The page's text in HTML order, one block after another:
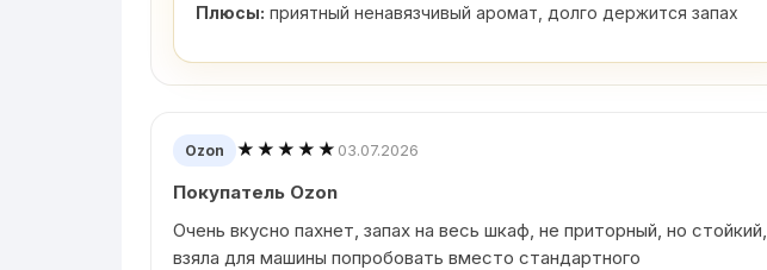
Плюсы: приятный ненавязчивый аромат, долго держится запах
Ozon ★★★★★ 03.07.2026
Покупатель Ozon
Очень вкусно пахнет, запах на весь шкаф, не приторный, но стойкий,
взяла для машины попробовать вместо стандартного